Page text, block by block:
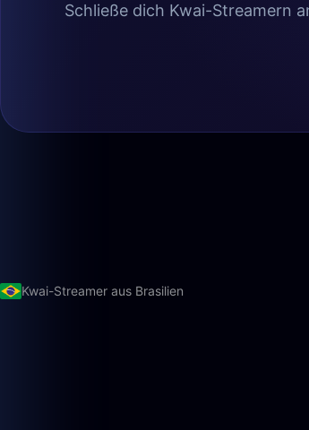
Schließe dich Kwai-Streamern
Kwai-Streamer aus Brasilien